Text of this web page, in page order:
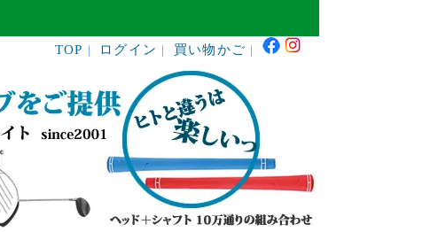
TOP ログイン 買い物かご